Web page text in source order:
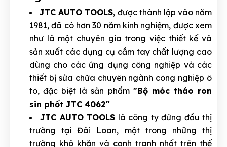
JTC AUTO TOOLS, được thành lập vào năm
1981, đã có hơn 30 năm kinh nghiệm, được xem
như là một chuyên gia trong việc thiết kế và
sản xuất các dụng cụ cầm tay chất lượng cao
dùng cho các ứng dụng công nghiệp và các
thiết bị sửa chữa chuyên ngành công nghiệp ô
tô, đặc biệt là sản phẩm "Bộ móc tháo ron
sin phốt JTC 4062"
JTC AUTO TOOLS là công ty đứng đầu thị
trường tại Đài Loan, một trong những thị
trường khó khăn và cạnh tranh nhất trên thế